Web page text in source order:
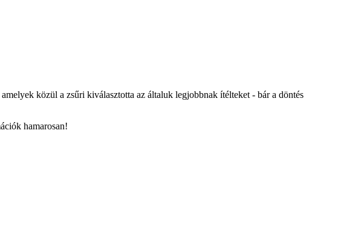
közül a zsűri kiválasztotta az általuk legjobbnak ítélteket - bár a döntés
hamarosan!